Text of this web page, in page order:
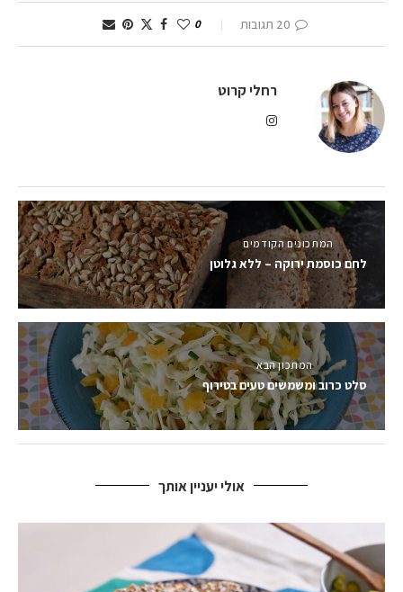
20 תגובות 0
רחלי קרוט
המתכונים הקודמים
לחם כוסמת ירוקה – ללא גלוטן
המתכון הבא
סלט כרוב ומשמשים טעים בטירוף
אולי יעניין אותך